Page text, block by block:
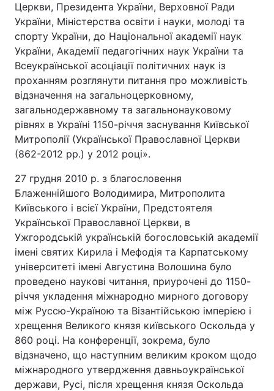
Церкви, Президента України, Верховної Ради
України, Міністерства освіти і науки, молоді та
спорту України, до Національної академії наук
України, Академії педагогічних наук України та
Всеукраїнської асоціації політичних наук із
проханням розглянути питання про можливість
відзначення на загальноцерковному,
загальнодержавному та загальнонауковому
рівнях в Україні 1150-річчя заснування Київської
Митрополії (Української Православної Церкви
(862-2012 рр.) у 2012 році».
27 грудня 2010 р. з благословення
Блаженнійшого Володимира, Митрополита
Київського і всієї України, Предстоятеля
Української Православної Церкви, в
Ужгородській українській богословській академії
імені святих Кирила і Мефодія та Карпатському
університеті імені Августина Волошина було
проведено наукові читання, приурочені до 1150-
річчя укладення міжнародно мирного договору
між Руссю-Україною та Візантійською імперією і
хрещення Великого князя київського Оскольда у
860 році. На конференції, зокрема, було
відзначено, що наступним великим кроком щодо
міжнародного утвердження давньоукраїнської
держави, Русі, після хрещення князя Оскольда